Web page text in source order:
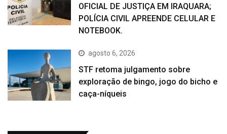
OFICIAL DE JUSTIÇA EM IRAQUARA;
POLÍCIA CIVIL APREENDE CELULAR E
NOTEBOOK.
agosto 6, 2026
STF retoma julgamento sobre
exploração de bingo, jogo do bicho e
caça-níqueis